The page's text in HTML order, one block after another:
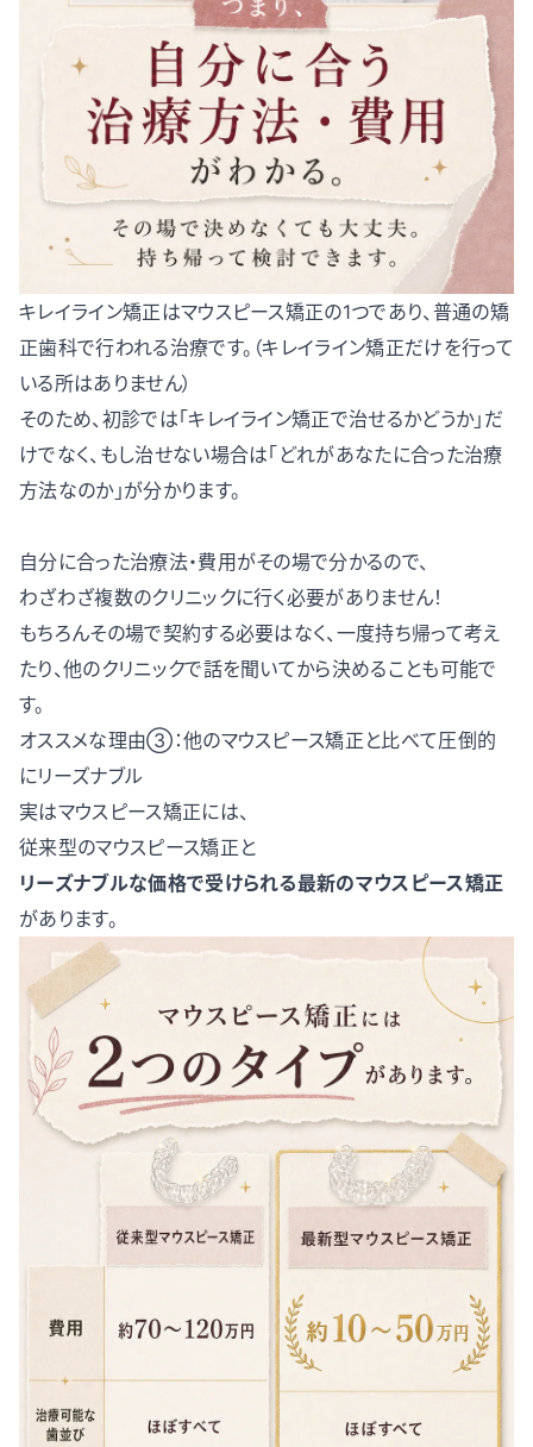
キレイライン矯正はマウスピース矯正の1つであり、普通の矯
正歯科で行われる治療です。（キレイライン矯正だけを行って
いる所はありません）
そのため、初診では「キレイライン矯正で治せるかどうか」だ
けでなく、もし治せない場合は「どれがあなたに合った治療
方法なのか」が分かります。
自分に合った治療法・費用がその場で分かるので、
わざわざ複数のクリニックに行く必要がありません！
もちろんその場で契約する必要はなく、一度持ち帰って考え
たり、他のクリニックで話を聞いてから決めることも可能で
す。
オススメな理由③：他のマウスピース矯正と比べて圧倒的
にリーズナブル
実はマウスピース矯正には、
従来型のマウスピース矯正と
リーズナブルな価格で受けられる最新のマウスピース矯正
があります。